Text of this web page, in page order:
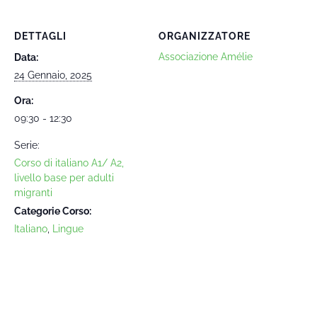
DETTAGLI
Data:
24 Gennaio, 2025
Ora:
09:30 - 12:30
Serie:
Corso di italiano A1/ A2,
livello base per adulti
migranti
Categorie Corso:
Italiano
Lingue
ORGANIZZATORE
Associazione Amélie